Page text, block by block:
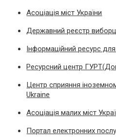
Асоціація міст України
Державний реєстр
Інформаційний ресурс
Ресурсний центр
Центр сприяння
Ukraine
Асоціація малих міст
Портал електронних